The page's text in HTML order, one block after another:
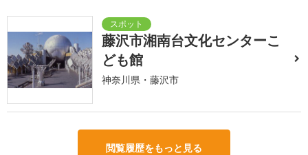
藤沢市湘南台文化センターこ
ども館
神奈川県・藤沢市
閲覧履歴をもっと見る